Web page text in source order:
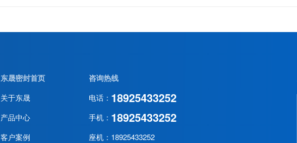
东晟密封首页
关于东晟
产品中心
客户案例
咨询热线
电话： 18925433252
手机： 18925433252
座机：18925433252